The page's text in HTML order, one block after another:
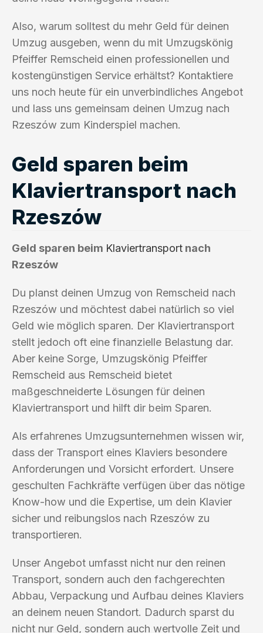
Also, warum solltest du mehr Geld für deinen
Umzug ausgeben, wenn du mit Umzugskönig
Pfeiffer Remscheid einen professionellen und
kostengünstigen Service erhältst? Kontaktiere
uns noch heute für ein unverbindliches Angebot
und lass uns gemeinsam deinen Umzug nach
Rzeszów zum Kinderspiel machen.
Geld sparen beim
Klaviertransport nach
Rzeszów
Geld sparen beim Klaviertransport nach
Rzeszów
Du planst deinen Umzug von Remscheid nach
Rzeszów und möchtest dabei natürlich so viel
Geld wie möglich sparen. Der Klaviertransport
stellt jedoch oft eine finanzielle Belastung dar.
Aber keine Sorge, Umzugskönig Pfeiffer
Remscheid aus Remscheid bietet
maßgeschneiderte Lösungen für deinen
Klaviertransport und hilft dir beim Sparen.
Als erfahrenes Umzugsunternehmen wissen wir,
dass der Transport eines Klaviers besondere
Anforderungen und Vorsicht erfordert. Unsere
geschulten Fachkräfte verfügen über das nötige
Know-how und die Expertise, um dein Klavier
sicher und reibungslos nach Rzeszów zu
transportieren.
Unser Angebot umfasst nicht nur den reinen
Transport, sondern auch den fachgerechten
Abbau, Verpackung und Aufbau deines Klaviers
an deinem neuen Standort. Dadurch sparst du
nicht nur Geld, sondern auch wertvolle Zeit und